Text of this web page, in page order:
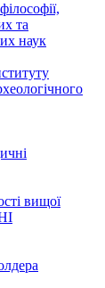
та
наук
вищої